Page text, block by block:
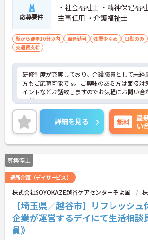
応募要件
・社会福祉士 ・精神保健福
主事任用 ・介護福祉士
駅から徒歩10分以内 車通勤可 残業少なめ 日勤のみ
交通費支給
研修制度が充実しており、介護職員として未経
方もご応募可能です。ご興味のある方は面接対
イントなどお話致しますのでお気軽にお問い合
ください。
詳細を見る 無料
最
い
募集停止
通所介護（デイサービス）
株式会社SOYOKAZE越谷ケアセンターそよ風
【埼玉県／越谷市】リフレッシ
企業が運営するデイにて生活相談
員》